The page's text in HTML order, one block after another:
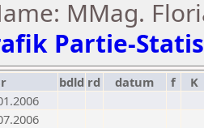
MMag.
Partie-
bdld rd datum f
K